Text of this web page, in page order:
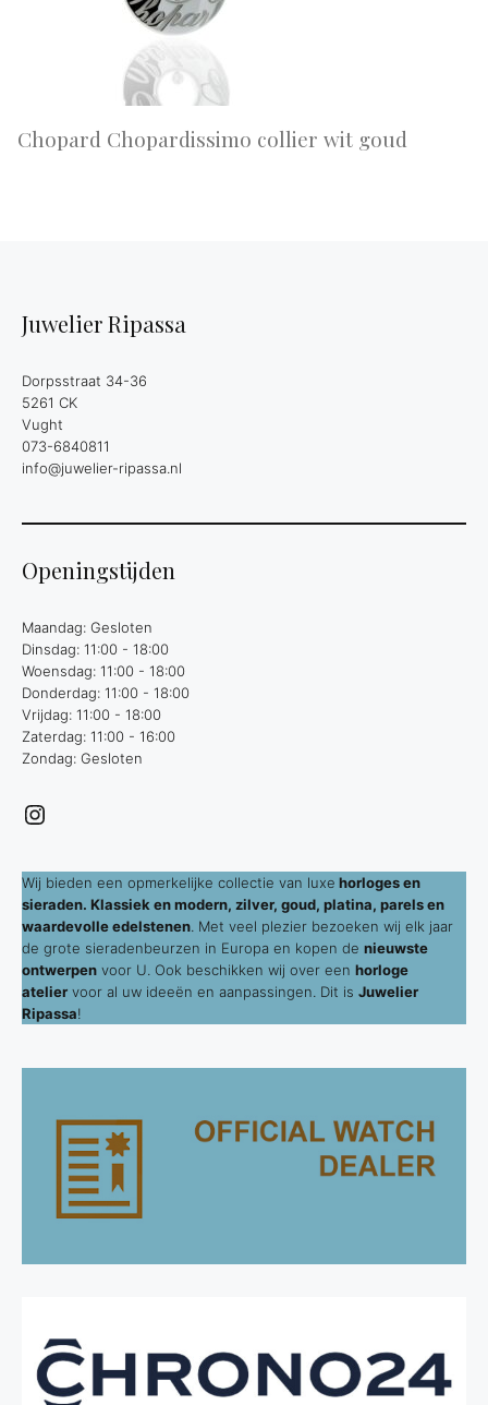
Chopard Chopardissimo collier wit goud
Juwelier Ripassa
Dorpsstraat 34-36
5261 CK
Vught
073-6840811
info@juwelier-ripassa.nl
Openingstijden
Maandag: Gesloten
Dinsdag: 11:00 - 18:00
Woensdag: 11:00 - 18:00
Donderdag: 11:00 - 18:00
Vrijdag: 11:00 - 18:00
Zaterdag: 11:00 - 16:00
Zondag: Gesloten
Instagram
Wij bieden een opmerkelijke collectie van luxe horloges en
sieraden. Klassiek en modern, zilver, goud, platina, parels en
waardevolle edelstenen. Met veel plezier bezoeken wij elk jaar
de grote sieradenbeurzen in Europa en kopen de nieuwste
ontwerpen voor U. Ook beschikken wij over een horloge
atelier voor al uw ideeën en aanpassingen. Dit is Juwelier
Ripassa!